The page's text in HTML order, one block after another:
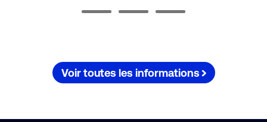
Voir toutes les informations